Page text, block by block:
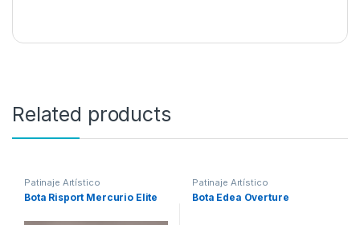
Related products
Patinaje Artístico
Bota Risport Mercurio Elite
Patinaje Artístico
Bota Edea Overture